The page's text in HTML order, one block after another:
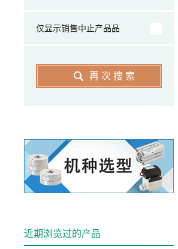
仅显示销售中止产品品
再次搜索
近期浏览过的产品